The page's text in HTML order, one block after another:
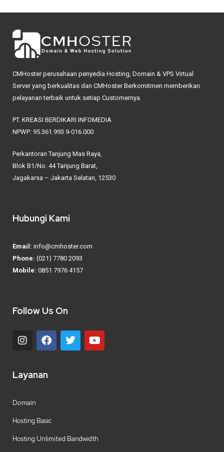
CMHoster perusahaan penyedia Hosting, Domain & VPS Virtual
Server yang berkualitas dan CMHoster Berkomitmen memberikan
pelayanan terbaik untuk setiap Customernya.
PT. KREASI BERDIKARI INFOMEDIA
NPWP: 95.361.993.9-016.000
Perkantoran Tanjung Mas Raya,
Blok B1/No. 44 Tanjung Barat,
Jagakarsa – Jakarta Selatan, 12530
Hubungi Kami
Email: info@cmhoster.com
Phone: (021) 7780 2093
Mobile: 0851 7976 4157
Follow Us On
Layanan
Domain
Hosting Basic
Hosting Unlimited Bandwidth